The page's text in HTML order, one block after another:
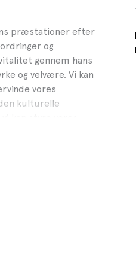
præstationer efter
og
gennem hans
og velvære. Vi kan
vores
kulturelle